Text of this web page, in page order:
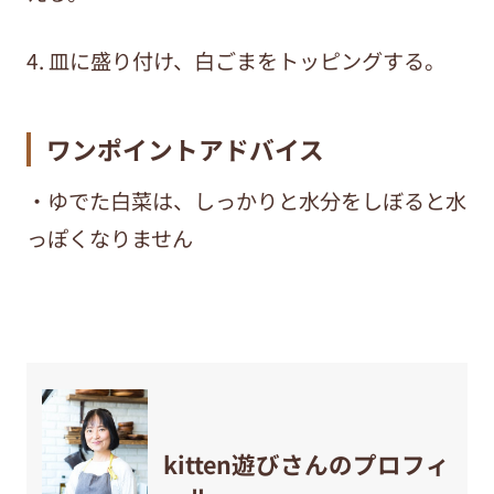
4. 皿に盛り付け、白ごまをトッピングする。
ワンポイントアドバイス
・ゆでた白菜は、しっかりと水分をしぼると水
っぽくなりません
kitten遊びさんのプロフィ